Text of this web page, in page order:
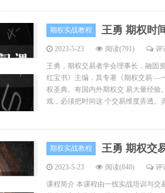
期权实战教程 王勇 期权时
2023-5-23 阅读(791) 评
王勇，期权交易者学会理事长，融固
红宝书》主编，其专著《期权交易 —
权圣典。有国内外期权交 易大量经验
戏，必须把时间这 个交易维度弄透。
期权实战教程 王勇 期权交
2023-5-23 阅读(848) 评
课程简介 本课程由一线实战培训与交